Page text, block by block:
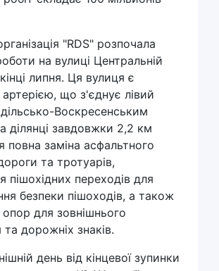
"RDS" розпочала
на вулиці Центральній
липня. Ця вулиця є
що з'єднує лівий
Воскресенським
ділянці завдовжки 2,2 км
повна заміна асфальтного
та тротуарів,
пішохідних переходів для
безпеки пішоходів, а також
для зовнішнього
та дорожніх знаків.
день від кінцевої зупинки